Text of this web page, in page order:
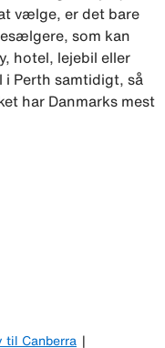
vælge, er det bare
som kan
hotel, lejebil eller
Perth samtidigt, så
har Danmarks mest
til Canberra